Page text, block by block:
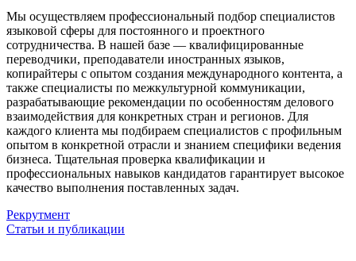
Мы осуществляем профессиональный подбор специалистов
языковой сферы для постоянного и проектного
сотрудничества. В нашей базе — квалифицированные
переводчики, преподаватели иностранных языков,
копирайтеры с опытом создания международного контента, а
также специалисты по межкультурной коммуникации,
разрабатывающие рекомендации по особенностям делового
взаимодействия для конкретных стран и регионов. Для
каждого клиента мы подбираем специалистов с профильным
опытом в конкретной отрасли и знанием специфики ведения
бизнеса. Тщательная проверка квалификации и
профессиональных навыков кандидатов гарантирует высокое
качество выполнения поставленных задач.
Рекрутмент
Статьи и публикации